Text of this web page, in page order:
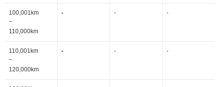
100,001km
~
110,000km
- - -
110,001km
~
120,000km
- - -